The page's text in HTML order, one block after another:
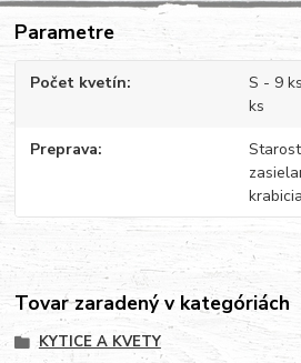
Parametre
Počet kvetín
S - 9
ks
Preprava
Tovar zaradený v kategóriách
KYTICE A KVETY